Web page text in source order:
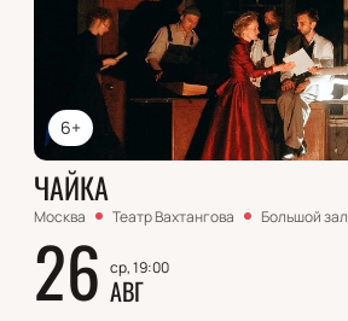
6+
ЧАЙКА
Москва Театр Вахтангова Большой зал
26 ср, 19:00
АВГ